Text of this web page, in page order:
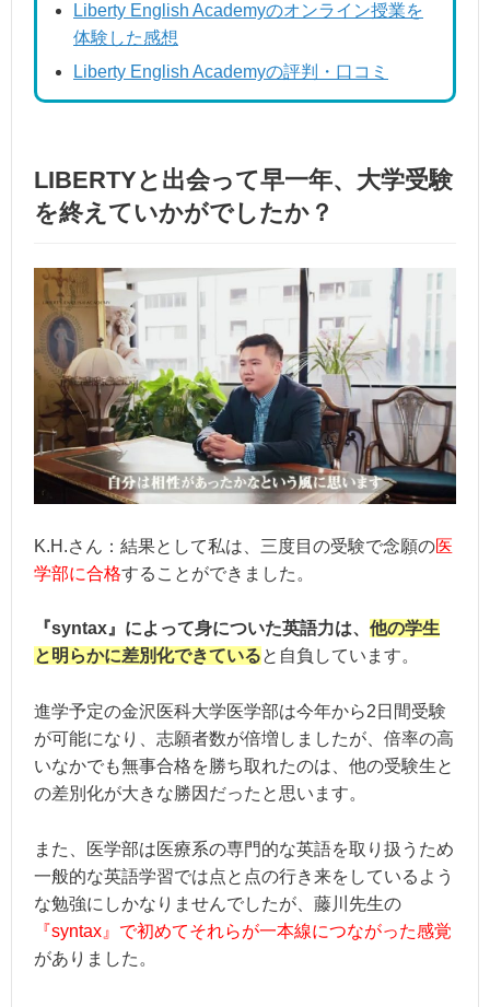
Liberty English Academyのオンライン授業を
体験した感想
Liberty English Academyの評判・口コミ
LIBERTYと出会って早一年、大学受験
を終えていかがでしたか？
K.H.さん：結果として私は、三度目の受験で念願の医
学部に合格することができました。
『syntax』によって身についた英語力は、 他の学生
と明らかに差別化できていると自負しています。
進学予定の金沢医科大学医学部は今年から2日間受験
が可能になり、志願者数が倍増しましたが、倍率の高
いなかでも無事合格を勝ち取れたのは、他の受験生と
の差別化が大きな勝因だったと思います。
また、医学部は医療系の専門的な英語を取り扱うため
一般的な英語学習では点と点の行き来をしているよう
な勉強にしかなりませんでしたが、藤川先生の
『syntax』で初めてそれらが一本線につながった感覚
がありました。